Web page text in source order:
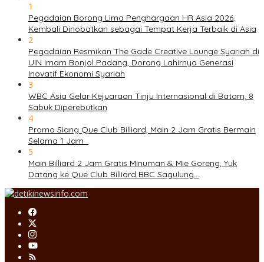
1
Pegadaian Borong Lima Penghargaan HR Asia 2026,
Kembali Dinobatkan sebagai Tempat Kerja Terbaik di Asia
2
Pegadaian Resmikan The Gade Creative Lounge Syariah di
UIN Imam Bonjol Padang, Dorong Lahirnya Generasi
Inovatif Ekonomi Syariah
3
WBC Asia Gelar Kejuaraan Tinju Internasional di Batam, 8
Sabuk Diperebutkan
4
Promo Siang Que Club Billiard, Main 2 Jam Gratis Bermain
Selama 1 Jam
5
Main Billiard 2 Jam Gratis Minuman & Mie Goreng, Yuk
Datang ke Que Club Billiard BBC Sagulung…